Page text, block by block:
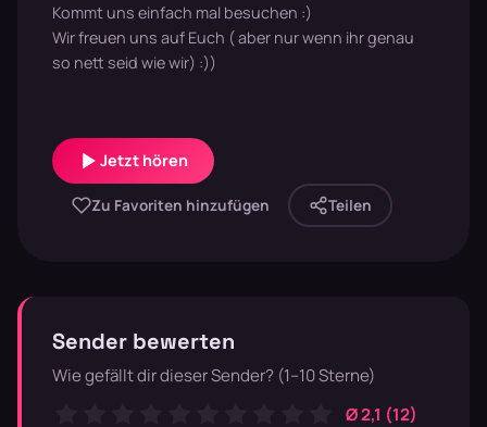
Kommt uns einfach mal besuchen :)
Wir freuen uns auf Euch ( aber nur wenn ihr genau
so nett seid wie wir) :))
Jetzt hören
Zu Favoriten hinzufügen Teilen
Sender bewerten
Wie gefällt dir dieser Sender? (1–10 Sterne)
Ø 2,1 (12)